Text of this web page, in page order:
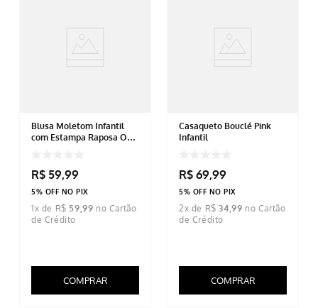
Blusa Moletom Infantil
com Estampa Raposa Off
R$ 59,99
5% OFF NO PIX
1x de R$ 59,99
COMPRAR
Casaqueto Bouclé Pink
Infantil
R$ 69,99
5% OFF NO PIX
2x de R$ 34,99
COMPRAR